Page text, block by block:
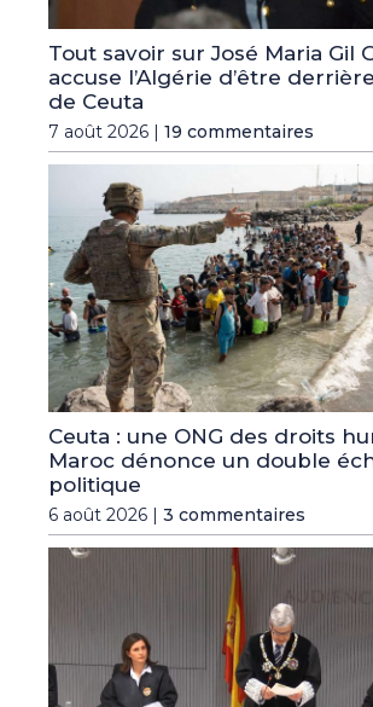
Tout savoir sur José Maria Gil
accuse l’Algérie d’être
de Ceuta
7 août 2026 | 19 commentaires
Ceuta : une ONG des droits
Maroc dénonce un double
politique
6 août 2026 | 3 commentaires